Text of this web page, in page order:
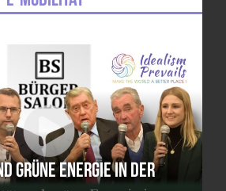
grüne Energie in der